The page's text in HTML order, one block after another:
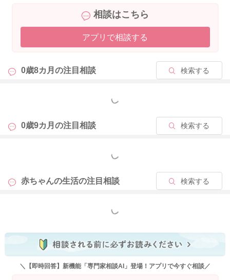
2026/4/16 12:42
相談はこちら
アプリで相談する
0歳8カ月の注目相談 検索する
もっと見る
0歳9カ月の注目相談 検索する
もっと見る
赤ちゃんの生活の注目相談 検索する
もっと見る
＼【即時回答】新機能「専門家相談AI」登場！アプリで今すぐ相談／